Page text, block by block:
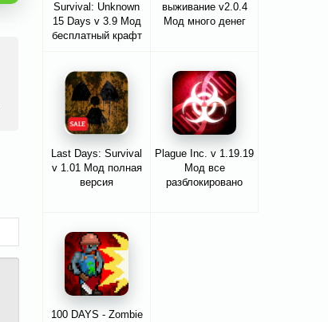
Survival: Unknown
15 Days v 3.9 Мод
бесплатный крафт
выживание v2.0.4
Мод много денег
Last Days: Survival
v 1.01 Мод полная
версия
Plague Inc. v 1.19.19
Мод все
разблокировано
100 DAYS - Zombie